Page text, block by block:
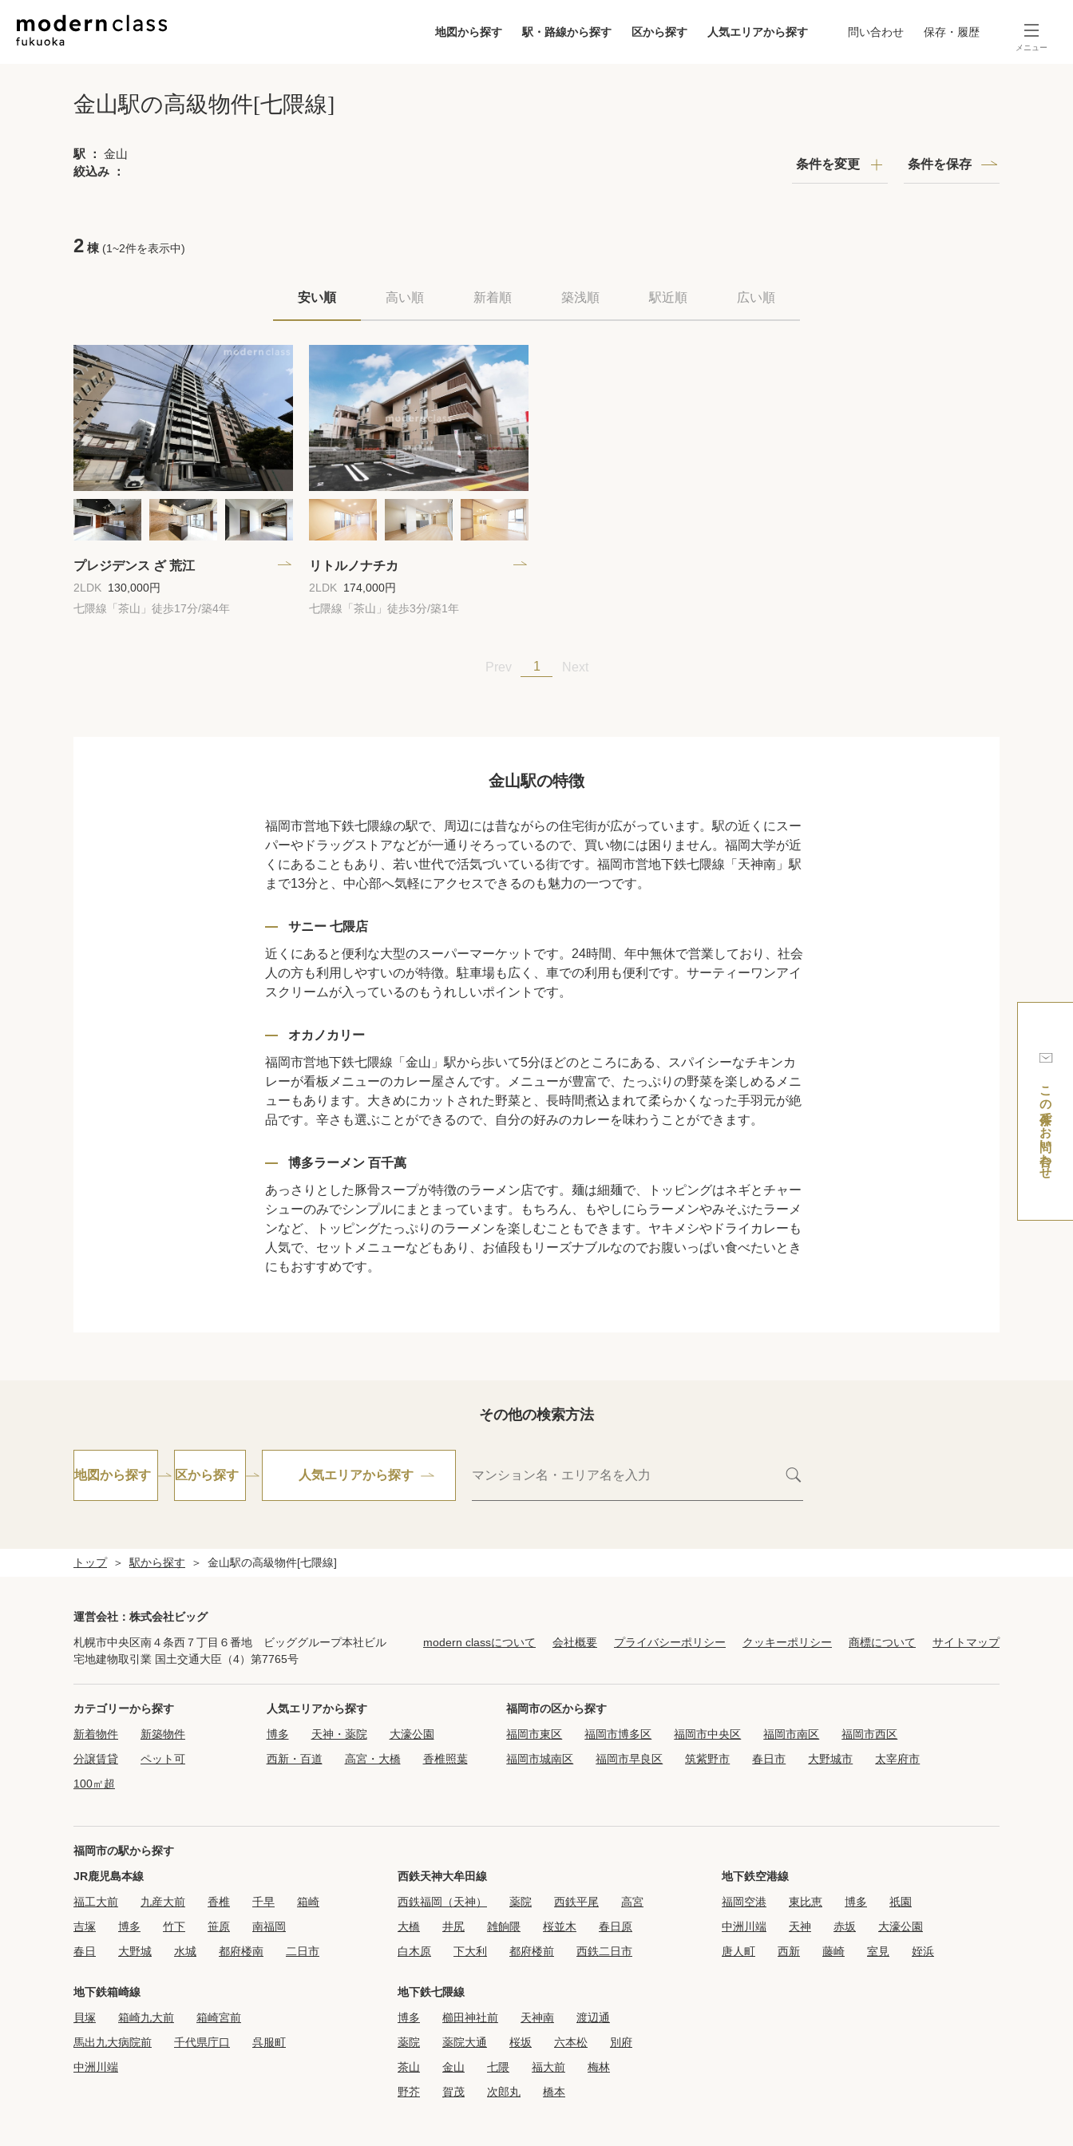
地図から探す 駅・路線から探す 区から探す 人気エリアから探す 問い合わせ 保存・履歴
メニュー
金山駅の高級物件[七隈線]
駅 ： 金山
絞込み ：
条件を変更 条件を保存
2 棟 (1~2件を表示中)
安い順 高い順 新着順 築浅順 駅近順 広い順
プレジデンス ざ 荒江
2LDK
130,000円
七隈線「茶山」徒歩17分/築4年
リトルノナチカ
2LDK
174,000円
七隈線「茶山」徒歩3分/築1年
Prev 1 Next
金山駅の特徴
福岡市営地下鉄七隈線の駅で、周辺には昔ながらの住宅街が広がっています。駅の近くにスー
パーやドラッグストアなどが一通りそろっているので、買い物には困りません。福岡大学が近
くにあることもあり、若い世代で活気づいている街です。福岡市営地下鉄七隈線「天神南」駅
まで13分と、中心部へ気軽にアクセスできるのも魅力の一つです。
サニー 七隈店
近くにあると便利な大型のスーパーマーケットです。24時間、年中無休で営業しており、社会
人の方も利用しやすいのが特徴。駐車場も広く、車での利用も便利です。サーティーワンアイ
スクリームが入っているのもうれしいポイントです。
オカノカリー
福岡市営地下鉄七隈線「金山」駅から歩いて5分ほどのところにある、スパイシーなチキンカ
レーが看板メニューのカレー屋さんです。メニューが豊富で、たっぷりの野菜を楽しめるメニ
ューもあります。大きめにカットされた野菜と、長時間煮込まれて柔らかくなった手羽元が絶
品です。辛さも選ぶことができるので、自分の好みのカレーを味わうことができます。
博多ラーメン 百千萬
あっさりとした豚骨スープが特徴のラーメン店です。麺は細麺で、トッピングはネギとチャー
シューのみでシンプルにまとまっています。もちろん、もやしにらラーメンやみそぶたラーメ
ンなど、トッピングたっぷりのラーメンを楽しむこともできます。ヤキメシやドライカレーも
人気で、セットメニューなどもあり、お値段もリーズナブルなのでお腹いっぱい食べたいとき
にもおすすめです。
この条件でお問い合わせ
その他の検索方法
地図から探す 区から探す 人気エリアから探す
トップ 駅から探す 金山駅の高級物件[七隈線]
運営会社：株式会社ビッグ
札幌市中央区南４条西７丁目６番地 ビッググループ本社ビル
宅地建物取引業 国土交通大臣（4）第7765号
modern classについて 会社概要 プライバシーポリシー クッキーポリシー 商標について サイトマップ
カテゴリーから探す
新着物件
新築物件
分譲賃貸
ペット可
100㎡超
人気エリアから探す
博多 天神・薬院
大濠公園
西新・百道
高宮・大橋 香椎照葉
福岡市の区から探す
福岡市東区 福岡市博多区 福岡市中央区 福岡市南区
福岡市西区
福岡市城南区
福岡市早良区 筑紫野市 春日市 大野城市 太宰府市
福岡市の駅から探す
JR鹿児島本線
福工大前 九産大前 香椎 千早
箱崎
吉塚
博多 竹下 笹原
南福岡
春日
大野城 水城 都府楼南 二日市
西鉄天神大牟田線
西鉄福岡（天神） 薬院 西鉄平尾
高宮
大橋
井尻 雑餉隈 桜並木
春日原
白木原
下大利 都府楼前 西鉄二日市
地下鉄空港線
福岡空港 東比恵 博多
祇園
中洲川端
天神 赤坂
大濠公園
唐人町
西新 藤崎 室見 姪浜
地下鉄箱崎線
貝塚 箱崎九大前
箱崎宮前
馬出九大病院前
千代県庁口
呉服町
中洲川端
地下鉄七隈線
博多 櫛田神社前 天神南
渡辺通
薬院
薬院大通 桜坂 六本松
別府
茶山
金山 七隈 福大前
梅林
野芥
賀茂 次郎丸 橋本